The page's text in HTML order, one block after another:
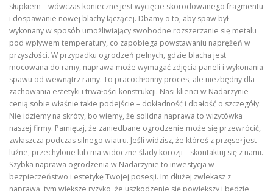
słupkiem – wówczas konieczne jest wycięcie skorodowanego fragmentu
i dospawanie nowej blachy łączącej. Dbamy o to, aby spaw był
wykonany w sposób umożliwiający swobodne rozszerzanie się metalu
pod wpływem temperatury, co zapobiega powstawaniu naprężeń w
przyszłości. W przypadku ogrodzeń pełnych, gdzie blacha jest
mocowana do ramy, naprawa może wymagać zdjęcia paneli i wykonania
spawu od wewnątrz ramy. To pracochłonny proces, ale niezbędny dla
zachowania estetyki i trwałości konstrukcji. Nasi klienci w Nadarzynie
cenią sobie właśnie takie podejście – dokładność i dbałość o szczegóły.
Nie idziemy na skróty, bo wiemy, że solidna naprawa to wizytówka
naszej firmy. Pamiętaj, że zaniedbane ogrodzenie może się przewrócić,
zwłaszcza podczas silnego wiatru. Jeśli widzisz, że któreś z przęseł jest
luźne, przechylone lub ma widoczne ślady korozji – skontaktuj się z nami.
Szybka naprawa ogrodzenia w Nadarzynie to inwestycja w
bezpieczeństwo i estetykę Twojej posesji. Im dłużej zwlekasz z
naprawą, tym większe ryzyko, że uszkodzenie się powiększy i będzie